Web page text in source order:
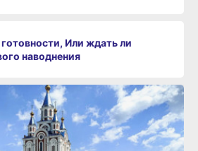
Или ждать ли
наводнения